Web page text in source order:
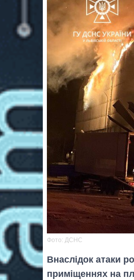
Фото: ДСНС
Внаслідок атаки
приміщеннях на